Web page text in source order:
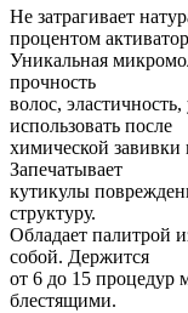
Не затрагивает
процентом
Уникальная
прочность
волос,
использовать после
химической
Запечатывает
кутикулы
структуру.
Обладает палитрой
собой. Держится
от 6 до 15 процедур
блестящими.